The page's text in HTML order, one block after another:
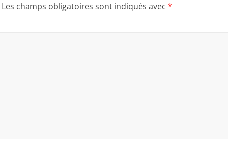
Les champs obligatoires sont indiqués avec *